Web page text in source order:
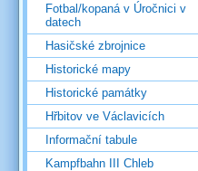
Fotbal/kopaná v Úročnici v
datech
Hasičské zbrojnice
Historické mapy
Historické památky
Hřbitov ve Václavicích
Informační tabule
Kampfbahn III Chleb